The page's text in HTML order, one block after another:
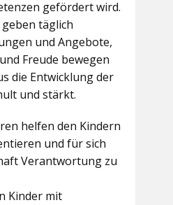
gefördert wird.
täglich
und Angebote,
Freude bewegen
die Entwicklung der
und stärkt.
helfen den Kindern
und für sich
Verantwortung zu
Kinder mit